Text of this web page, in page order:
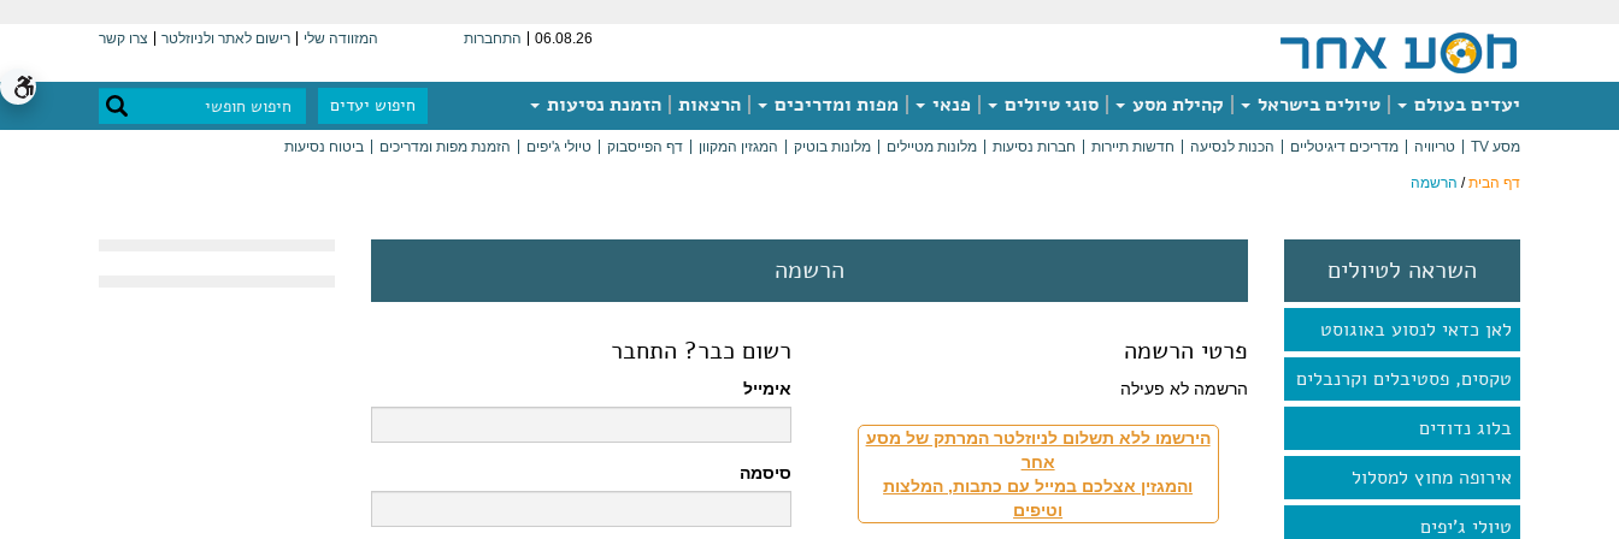
06.08.26 התחברות המזוודה שלי רישום לאתר ולניוזלטר צרו קשר
יעדים בעולם טיולים בישראל קהילת מסע סוגי טיולים פנאי מפות ומדריכים הרצאות הזמנת נסיעות חיפוש יעדים
מסע TV טריוויה מדריכים דיגיטליים הכנות לנסיעה חדשות תיירות חברות נסיעות מלונות מטיילים מלונות בוטיק המגזין המקוון דף הפייסבוק טיולי ג'יפים הזמנת מפות ומדריכים ביטוח נסיעות
דף הבית/ הרשמה
השראה לטיולים
לאן כדאי לנסוע באוגוסט
טקסים, פסטיבלים וקרנבלים
בלוג נדודים
אירופה מחוץ למסלול
טיולי ג'יפים
הרשמה
פרטי הרשמה
הרשמה לא פעילה
הירשמו ללא תשלום לניוזלטר המרתק של מסע
אחר
והמגזין אצלכם במייל עם כתבות, המלצות
וטיפים
רשום כבר? התחבר
אימייל
סיסמה